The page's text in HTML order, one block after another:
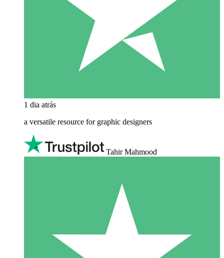
1 dia atrás
a versatile resource for graphic designers
Tahir Mahmood